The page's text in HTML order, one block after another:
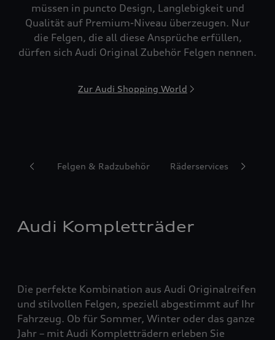
müssen in puncto Design, Langlebigkeit und
Qualität auf Premium-Niveau überzeugen. Nur
die Felgen, die all diese Ansprüche erfüllen,
dürfen sich Audi Original Zubehör Felgen nennen.
Zur Audi Shopping World
Reifen Felgen & Radzubehör Räderservices
Audi Kompletträder
Die perfekte Kombination aus Audi Originalreifen
und stilvollen Felgen, speziell abgestimmt auf Ihr
Fahrzeug. Ob für Sommer, Winter oder das ganze
Jahr – mit Audi Kompletträdern erleben Sie